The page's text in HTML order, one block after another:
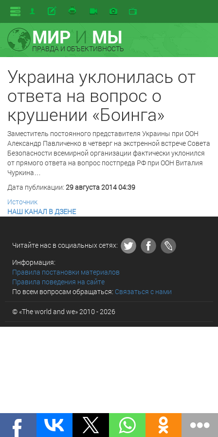
МИРИ МЫ
ПРАВДА И ОБЪЕКТИВНОСТЬ
Украина уклонилась от
ответа на вопрос о
крушении «Боинга»
Заместитель постоянного представителя Украины при ООН
Александр Павличенко в четверг на экстренной встрече Совета
Безопасности всемирной организации фактически уклонился
от прямого ответа на вопрос постпреда РФ при ООН Виталия
Чуркина…
Дата публикации: 29 августа 2014 04:39
Источник
НАШ КАНАЛ В ДЗЕНЕ
Читайте нас в социальных сетях:
Информация:
Правила постановки материалов
Правила поведения на сайте
По всем вопросам обращаться: Связаться с нами
© «The world and we» 2010 - 2026